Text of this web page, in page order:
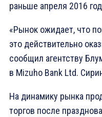
раньше апреля 2016
«Рынок ожидает, что
это действительно
сообщил агентству
в Mizuho Bank Ltd.
На динамику рынка
торгов после